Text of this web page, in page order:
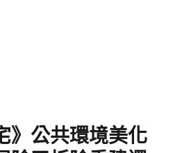
》公共環境美化